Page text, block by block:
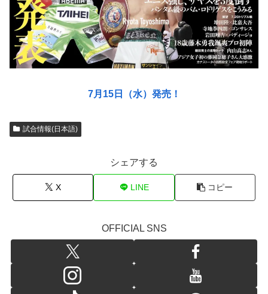
7月15日（水）発売！
試合情報(日本語)
シェアする
X LINE コピー
OFFICIAL SNS